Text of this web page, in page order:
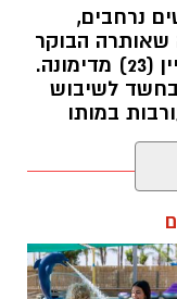
נרחבים,
הבוקר
סמוך לכביש 40 היא של אלדר דיין (23) מדימונה.
לשיבוש
במותו